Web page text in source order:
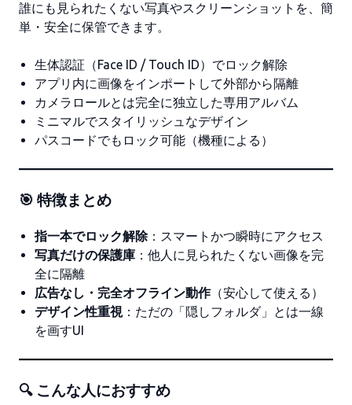
誰にも見られたくない写真やスクリーンショットを、簡
単・安全に保管できます。
生体認証（Face ID / Touch ID）でロック解除
アプリ内に画像をインポートして外部から隔離
カメラロールとは完全に独立した専用アルバム
ミニマルでスタイリッシュなデザイン
パスコードでもロック可能（機種による）
🎯 特徴まとめ
指一本でロック解除：スマートかつ瞬時にアクセス
写真だけの保護庫 ：他人に見られたくない画像を完
全に隔離
広告なし・完全オフライン動作（安心して使える）
デザイン性重視：ただの「隠しフォルダ」とは一線
を画すUI
🔍 こんな人におすすめ